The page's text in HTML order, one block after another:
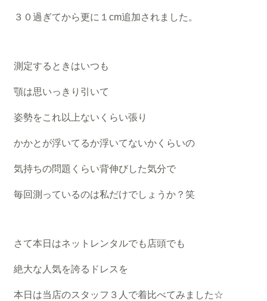
３０過ぎてから更に１cm追加されました。
測定するときはいつも
顎は思いっきり引いて
姿勢をこれ以上ないくらい張り
かかとが浮いてるか浮いてないかくらいの
気持ちの問題くらい背伸びした気分で
毎回測っているのは私だけでしょうか？笑
さて本日はネットレンタルでも店頭でも
絶大な人気を誇るドレスを
本日は当店のスタッフ３人で着比べてみました☆